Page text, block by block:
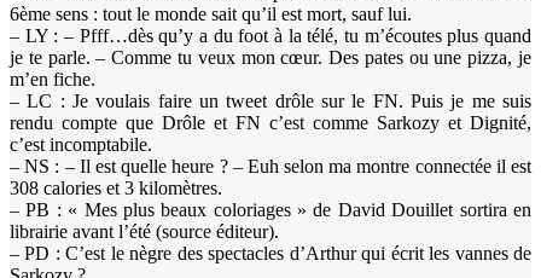
6ème sens : tout le monde sait qu’il est mort, sauf lui.
– LY : – Pfff…dès qu’y a du foot à la télé, tu m’écoutes plus quand
je te parle. – Comme tu veux mon cœur. Des pates ou une pizza, je
m’en fiche.
– LC : Je voulais faire un tweet drôle sur le FN. Puis je me suis
rendu compte que Drôle et FN c’est comme Sarkozy et Dignité,
c’est incomptabile.
– NS : – Il est quelle heure ? – Euh selon ma montre connectée il est
308 calories et 3 kilomètres.
– PB : « Mes plus beaux coloriages » de David Douillet sortira en
librairie avant l’été (source éditeur).
– PD : C’est le nègre des spectacles d’Arthur qui écrit les vannes de